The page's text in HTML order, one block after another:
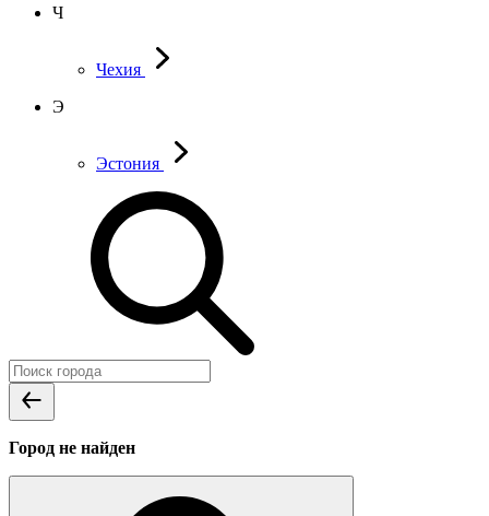
Ч
Чехия
Э
Эстония
Город не найден